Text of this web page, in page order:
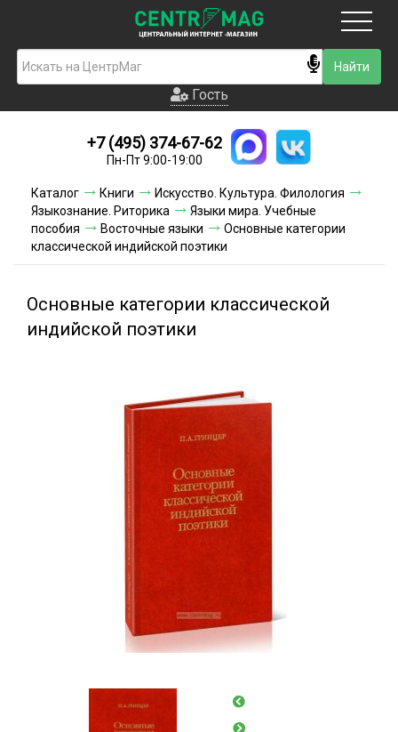
Гость
Новинки
Условия доставки
Условия оплаты
Акции и скидки
Гость
+7 (495) 374-67-62
Пн-Пт 9:00-19:00
Каталог Книги
Искусство. Культура. Филология
Языкознание. Риторика
Языки мира. Учебные
пособия
Восточные языки
Основные категории
классической индийской поэтики
Основные категории классической
индийской поэтики